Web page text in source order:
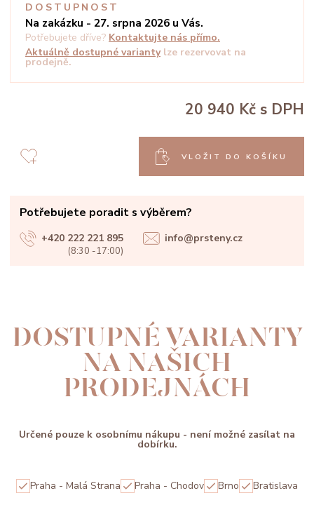
DOSTUPNOST
Na zakázku - 27. srpna 2026 u Vás.
Potřebujete dříve? Kontaktujte nás přímo.
Aktuálně dostupné varianty lze rezervovat na
prodejně.
20 940 Kč s DPH
VLOŽIT DO KOŠÍKU
Potřebujete poradit s výběrem?
+420 222 221 895
(8:30 -17:00)
info@prsteny.cz
DOSTUPNÉ VARIANTY
NA NAŠICH
PRODEJNÁCH
Určené pouze k osobnímu nákupu - není možné zasílat na
dobírku.
Praha - Malá Strana Praha - Chodov Brno Bratislava